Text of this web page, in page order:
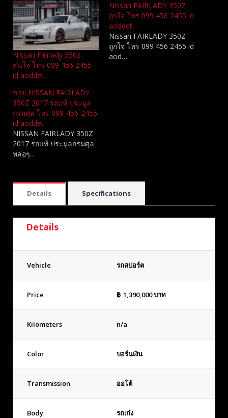
Nissan Fairlady 350z
สนใจ โทร 099 456 2455
id aoddet
Nissan FAIRLADY 350Z
ถูกใจ โทร 099 456 2455 id
aoddet
Nissan FAIRLADY 350Z
ถูกใจ โทร 099 456 2455 id
aod…
ขาย NISSAN FAIRLADY
350Z 2017 รถแท้ ประมูล
กรมศุล โทร 099-456-2455
id aoddet
NISSAN FAIRLADY 350Z
2017 รถแท้ ประมูลกรมศุล
หล่อๆ…
Details Specifications
Details
Vehicle รถสปอร์ต
Price ฿ 1,390,000บาท
Kilometers n/a
Color บอร์นเงิน
Transmission ออโต้
Body รถเก๋ง